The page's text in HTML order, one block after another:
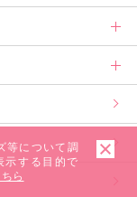
等について調
示する目的で
ら